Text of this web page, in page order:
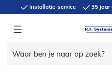
Installatie-service 35 jaar